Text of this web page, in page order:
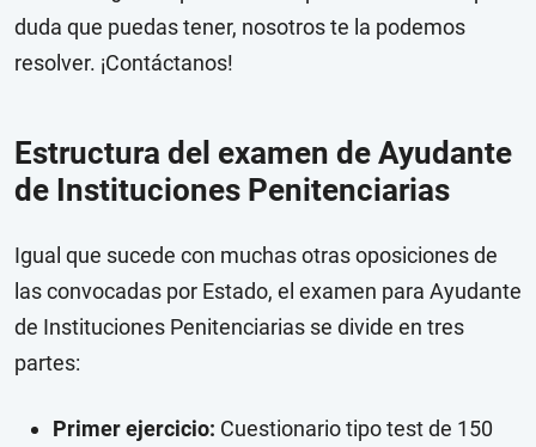
duda que puedas tener, nosotros te la podemos
resolver. ¡Contáctanos!
Estructura del examen de Ayudante
de Instituciones Penitenciarias
Igual que sucede con muchas otras oposiciones de
las convocadas por Estado, el examen para Ayudante
de Instituciones Penitenciarias se divide en tres
partes:
Primer ejercicio: Cuestionario tipo test de 150